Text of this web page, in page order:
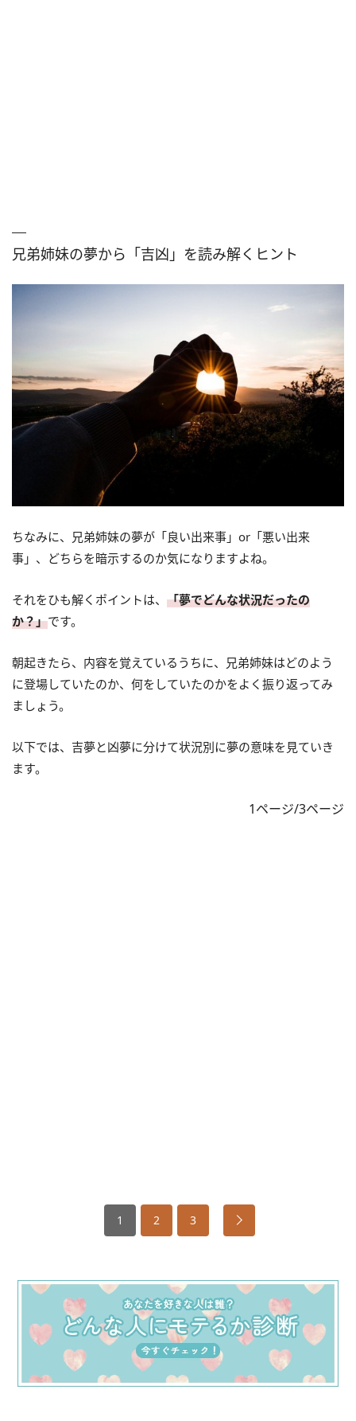
兄弟姉妹の夢から「吉凶」を読み解くヒント
ちなみに、兄弟姉妹の夢が「良い出来事」or「悪い出来
事」、どちらを暗示するのか気になりますよね。
それをひも解くポイントは、 「夢でどんな状況だったの
か？」です。
朝起きたら、内容を覚えているうちに、兄弟姉妹はどのよう
に登場していたのか、何をしていたのかをよく振り返ってみ
ましょう。
以下では、吉夢と凶夢に分けて状況別に夢の意味を見ていき
ます。
1ページ/3ページ
1 2 3